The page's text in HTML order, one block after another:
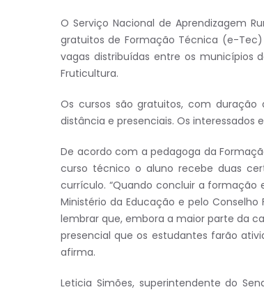
O Serviço Nacional de Aprendizagem
gratuitos de Formação Técnica (e-Tec)
vagas distribuídas entre os municípios
Fruticultura.
Os cursos são gratuitos, com
distância e presenciais. Os interessados
De acordo com a pedagoga da
curso técnico o aluno recebe duas
currículo. “Quando concluir a formação
Ministério da Educação e pelo
lembrar que, embora a maior parte da
presencial que os estudantes farão
afirma.
Leticia Simões, superintendente do